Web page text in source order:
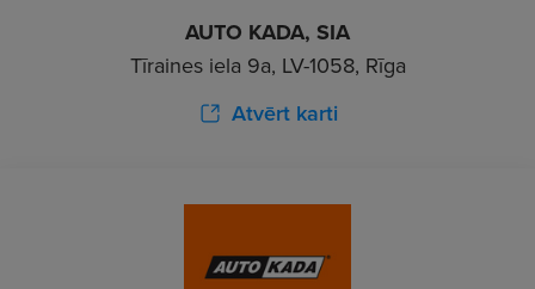
AUTO KADA, SIA
Tīraines iela 9a, LV-1058, Rīga
Atvērt karti